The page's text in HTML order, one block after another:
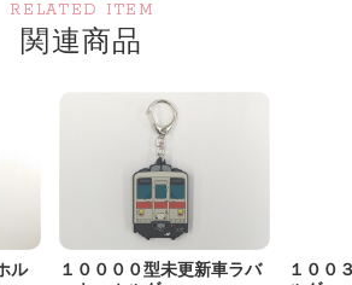
RELATED ITEM
関連商品
ル
１００００型未更新車ラバ
１００